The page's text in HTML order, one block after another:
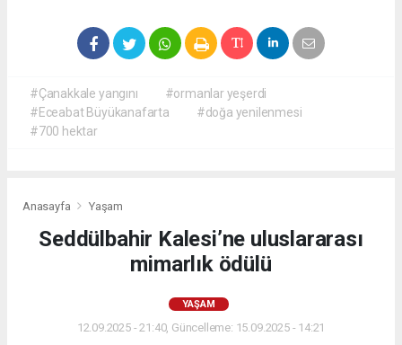
#Çanakkale yangını
#ormanlar yeşerdi
#Eceabat Büyükanafarta
#doğa yenilenmesi
#700 hektar
Anasayfa Yaşam
Seddülbahir Kalesi’ne uluslararası
mimarlık ödülü
YAŞAM
12.09.2025 - 21:40, Güncelleme: 15.09.2025 - 14:21